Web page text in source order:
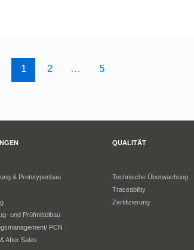
1 2 … 5
& Prototypenbau
und Prüfmittelbau
PCN
After Sales
QUALITÄT
Technische Überwachung
Traceability
Zertifizierung